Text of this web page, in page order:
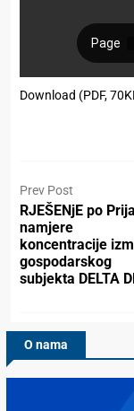
Download (PDF,
Prev Post
RJEŠENjE po
namjere
koncentracije
gospodarskog
subjekta DELTA
O nama